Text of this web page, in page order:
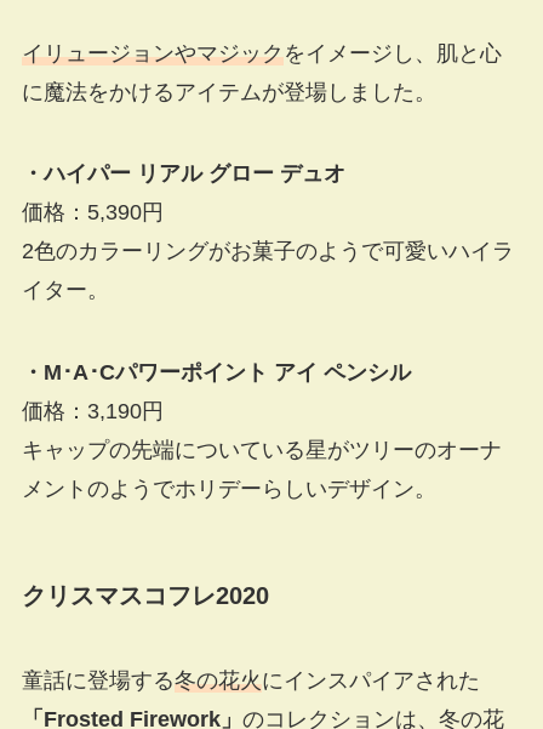
イリュージョンやマジックをイメージし、肌と心
に魔法をかけるアイテムが登場しました。
・ハイパー リアル グロー デュオ
価格：5,390円
2色のカラーリングがお菓子のようで可愛いハイラ
イター。
・M･A･Cパワーポイント アイ ペンシル
価格：3,190円
キャップの先端についている星がツリーのオーナ
メントのようでホリデーらしいデザイン。
クリスマスコフレ2020
童話に登場する冬の花火にインスパイアされた
「Frosted Firework」 のコレクションは、冬の花